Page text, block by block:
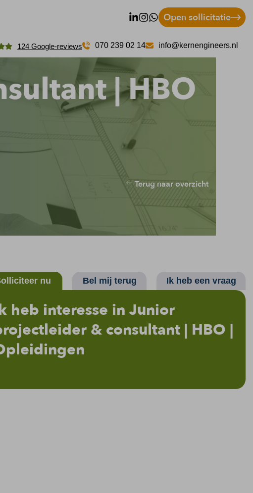
Open sollicitatie
124 Google-reviews 070 239 02 14 info@kernengineers.nl
| HBO
Terug naar overzicht
nu Bel mij terug Ik heb een vraag
heb interesse in Junior
& consultant | HBO |